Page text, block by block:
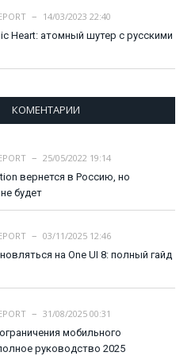
14/03/2023 22:40
Heart: атомный шутер с русскими
КОМЕНТАРИИ
25/05/2022 19:14
вернется в Россию, но
будет
03/11/2025 12:46
на One UI 8: полный гайд
31/08/2025 00:31
мобильного
руководство 2025